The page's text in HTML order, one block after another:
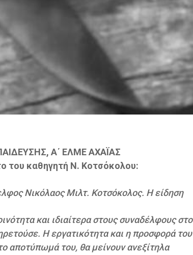
A΄ ΕΛΜΕ ΑΧΑΪΑΣ
του καθηγητή Ν. Κοτσόκολου:
Νικόλαος Μιλτ. Κοτσόκολος. Η είδηση
και ιδιαίτερα στους συναδέλφους στο
Η εργατικότητα και η προσφορά του
αποτύπωμά του, θα μείνουν ανεξίτηλα